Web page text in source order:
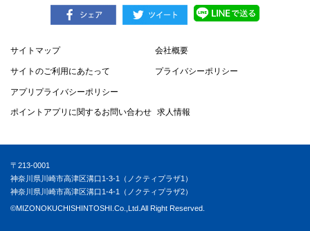
サイトマップ 会社概要
サイトのご利用にあたって プライバシーポリシー
アプリプライバシーポリシー
ポイントアプリに関するお問い合わせ 求人情報
〒213-0001
神奈川県川崎市高津区溝口1-3-1（ノクティプラザ1）
神奈川県川崎市高津区溝口1-4-1（ノクティプラザ2）
©MIZONOKUCHISHINTOSHI.Co.,Ltd.All Right Reserved.